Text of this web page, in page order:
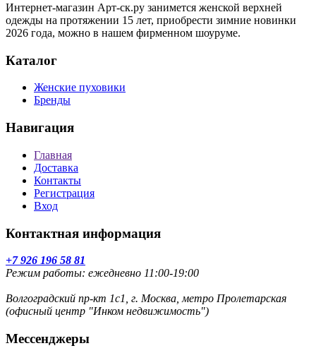
Интернет-магазин Арт-ск.ру занимется женской верхней
одежды на протяжении 15 лет, приобрести зимние новинки
2026 года, можно в нашем фирменном шоуруме.
Каталог
Женские пуховики
Бренды
Навигация
Главная
Доставка
Контакты
Регистрация
Вход
Контактная информация
+7 926 196 58 81
Режим работы: ежедневно 11:00-19:00
Волгоградский пр-кт 1с1, г. Москва, метро Пролетарская
(офисный центр "Инком недвижимость")
Мессенджеры